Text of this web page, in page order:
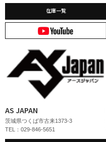
在庫一覧
AS JAPAN
茨城県つくば市古来1373-3
TEL：029-846-5651